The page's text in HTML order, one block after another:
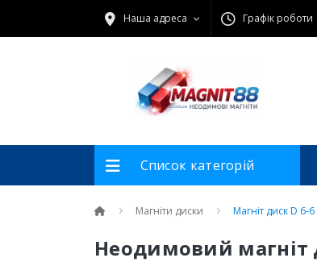
Наша адреса Графік роботи
Список категорій
Магніти диски Магніт диск D 6-6
Неодимовий магніт